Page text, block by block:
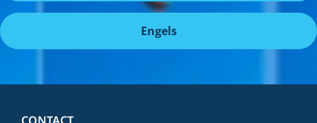
Engels